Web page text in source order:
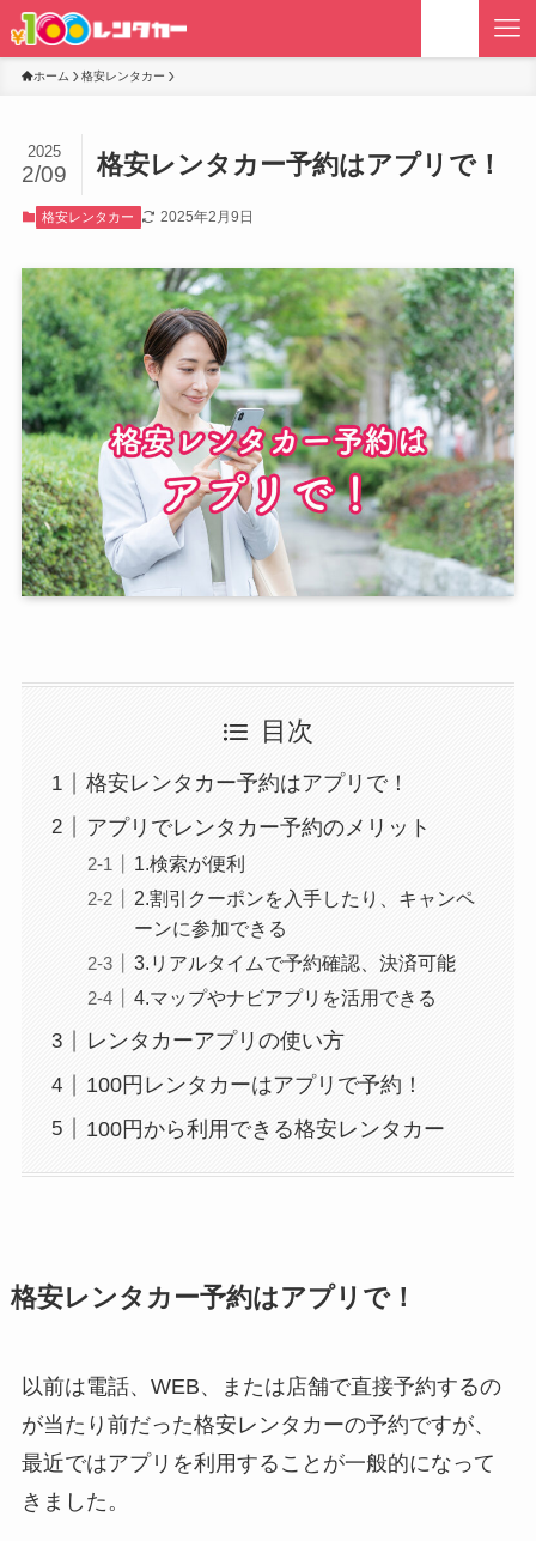
ホーム 格安レンタカー
格安レンタカー予約はアプリで！
2025
2/09
格安レンタカー 2025年2月9日
目次
格安レンタカー予約はアプリで！
アプリでレンタカー予約のメリット
1.検索が便利
2.割引クーポンを入手したり、キャンペ
ーンに参加できる
3.リアルタイムで予約確認、決済可能
4.マップやナビアプリを活用できる
レンタカーアプリの使い方
100円レンタカーはアプリで予約！
100円から利用できる格安レンタカー
格安レンタカー予約はアプリで！
以前は電話、WEB、または店舗で直接予約するの
が当たり前だった格安レンタカーの予約ですが、
最近ではアプリを利用することが一般的になって
きました。